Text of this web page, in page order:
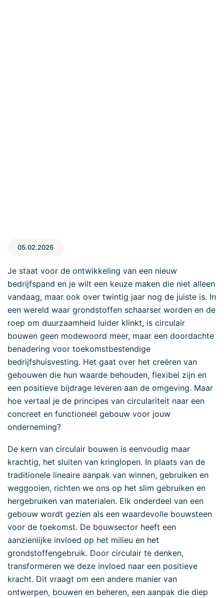
05.02.2026
Je staat voor de ontwikkeling van een nieuw
bedrijfspand en je wilt een keuze maken die niet alleen
vandaag, maar ook over twintig jaar nog de juiste is. In
een wereld waar grondstoffen schaarser worden en de
roep om duurzaamheid luider klinkt, is circulair
bouwen geen modewoord meer, maar een doordachte
benadering voor toekomstbestendige
bedrijfshuisvesting. Het gaat over het creëren van
gebouwen die hun waarde behouden, flexibel zijn en
een positieve bijdrage leveren aan de omgeving. Maar
hoe vertaal je de principes van circulariteit naar een
concreet en functioneel gebouw voor jouw
onderneming?
De kern van circulair bouwen is eenvoudig maar
krachtig, het sluiten van kringlopen. In plaats van de
traditionele lineaire aanpak van winnen, gebruiken en
weggooien, richten we ons op het slim gebruiken en
hergebruiken van materialen. Elk onderdeel van een
gebouw wordt gezien als een waardevolle bouwsteen
voor de toekomst. De bouwsector heeft een
aanzienlijke invloed op het milieu en het
grondstoffengebruik. Door circulair te denken,
transformeren we deze invloed naar een positieve
kracht. Dit vraagt om een andere manier van
ontwerpen, bouwen en beheren, een aanpak die diep